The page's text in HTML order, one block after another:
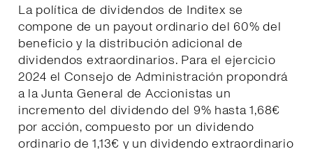
La política de dividendos de Inditex se
compone de un payout ordinario del 60% del
beneficio y la distribución adicional de
dividendos extraordinarios. Para el ejercicio
2024 el Consejo de Administración propondrá
a la Junta General de Accionistas un
incremento del dividendo del 9% hasta 1,68€
por acción, compuesto por un dividendo
ordinario de 1,13€ y un dividendo extraordinario